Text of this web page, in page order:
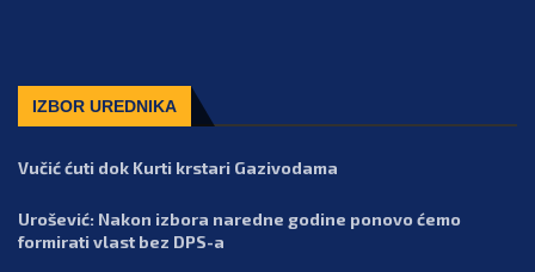
IZBOR UREDNIKA
Vučić ćuti dok Kurti krstari Gazivodama
Urošević: Nakon izbora naredne godine ponovo ćemo
formirati vlast bez DPS-a